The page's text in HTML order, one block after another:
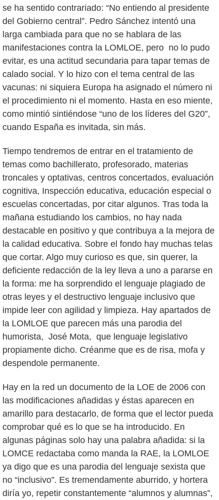
se ha sentido contrariado: “No entiendo al presidente
del Gobierno central”. Pedro Sánchez intentó una
larga cambiada para que no se hablara de las
manifestaciones contra la LOMLOE, pero no lo pudo
evitar, es una actitud secundaria para tapar temas de
calado social. Y lo hizo con el tema central de las
vacunas: ni siquiera Europa ha asignado el número ni
el procedimiento ni el momento. Hasta en eso miente,
como mintió sintiéndose “uno de los líderes del G20”,
cuando España es invitada, sin más.
Tiempo tendremos de entrar en el tratamiento de
temas como bachillerato, profesorado, materias
troncales y optativas, centros concertados, evaluación
cognitiva, Inspección educativa, educación especial o
escuelas concertadas, por citar algunos. Tras toda la
mañana estudiando los cambios, no hay nada
destacable en positivo y que contribuya a la mejora de
la calidad educativa. Sobre el fondo hay muchas telas
que cortar. Algo muy curioso es que, sin querer, la
deficiente redacción de la ley lleva a uno a pararse en
la forma: me ha sorprendido el lenguaje plagiado de
otras leyes y el destructivo lenguaje inclusivo que
impide leer con agilidad y limpieza. Hay apartados de
la LOMLOE que parecen más una parodia del
humorista, José Mota, que lenguaje legislativo
propiamente dicho. Créanme que es de risa, mofa y
despendole permanente.
Hay en la red un documento de la LOE de 2006 con
las modificaciones añadidas y éstas aparecen en
amarillo para destacarlo, de forma que el lector pueda
comprobar qué es lo que se ha introducido. En
algunas páginas solo hay una palabra añadida: si la
LOMCE redactaba como manda la RAE, la LOMLOE
ya digo que es una parodia del lenguaje sexista que
no “inclusivo”. Es tremendamente aburrido, y hortera
diría yo, repetir constantemente “alumnos y alumnas”,